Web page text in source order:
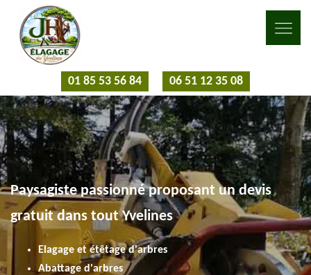
01 85 53 56 84 06 51 12 35 08
Paysagiste passionné proposant un devis
gratuit dans tout Yvelines
Elagage et étêtage d'arbres
Abattage d'arbres